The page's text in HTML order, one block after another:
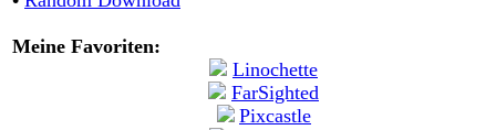
Meine Favoriten: